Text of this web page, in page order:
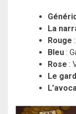
La
Rouge
Bleu :
Rose :
Le